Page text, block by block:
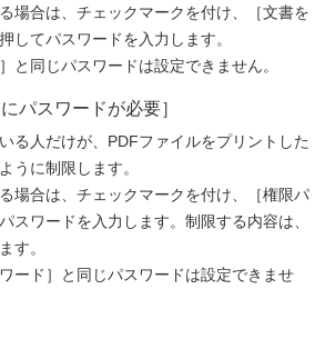
場合は、チェックマークを付け、［文書を
してパスワードを入力します。
と同じパスワードは設定できません。
パスワードが必要］
る人だけが、PDFファイルをプリントした
うに制限します。
場合は、チェックマークを付け、［権限パ
スワードを入力します。制限する内容は、
す。
ード］と同じパスワードは設定できませ